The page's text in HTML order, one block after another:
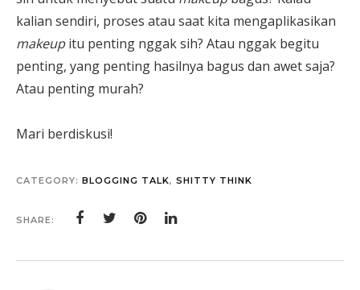
kalian sendiri, proses atau saat kita mengaplikasikan
makeupitu penting nggak sih? Atau nggak begitu
penting, yang penting hasilnya bagus dan awet saja?
Atau penting murah?
Mari berdiskusi!
CATEGORY: BLOGGING TALK, SHITTY THINK
SHARE: